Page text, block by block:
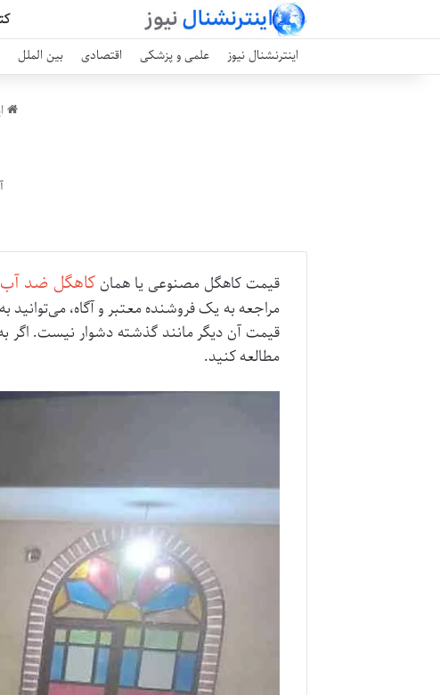
اینترنشنال نیوز علمی و پزشکی اقتصادی بین الملل
قیمت کاهگل مصنوعی یا همان کاهگل ضد آب
مراجعه به یک فروشنده معتبر و آگاه،
قیمت آن دیگر مانند گذشته دشوار نیست. اگر
مطالعه کنید.